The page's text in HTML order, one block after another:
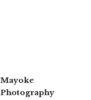
Mayoke
Photography